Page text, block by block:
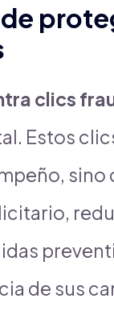
clics
Estos
de sus